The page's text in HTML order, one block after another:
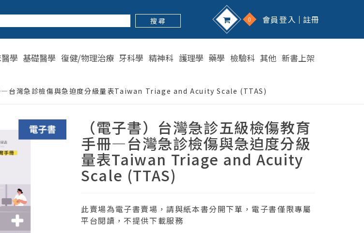
搜 尋 0 會員登入 註冊
學 基礎醫學 復健/物理治療 牙科學 精神科 護理學 藥學 檢驗科 其他 新書上架
—台灣急診檢傷與急迫度分級量表Taiwan Triage and Acuity Scale (TTAS)
（電子書）台灣急診五級檢傷教育
手冊—台灣急診檢傷與急迫度分級
量表Taiwan Triage and Acuity
Scale (TTAS)
此賣場為電子書賣場，請與紙本書分開下單，電子書僅限專屬
平台閱讀，不提供下載服務